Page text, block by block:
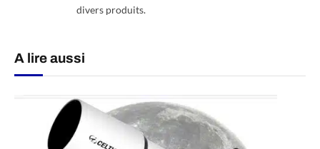
divers produits.
A lire aussi